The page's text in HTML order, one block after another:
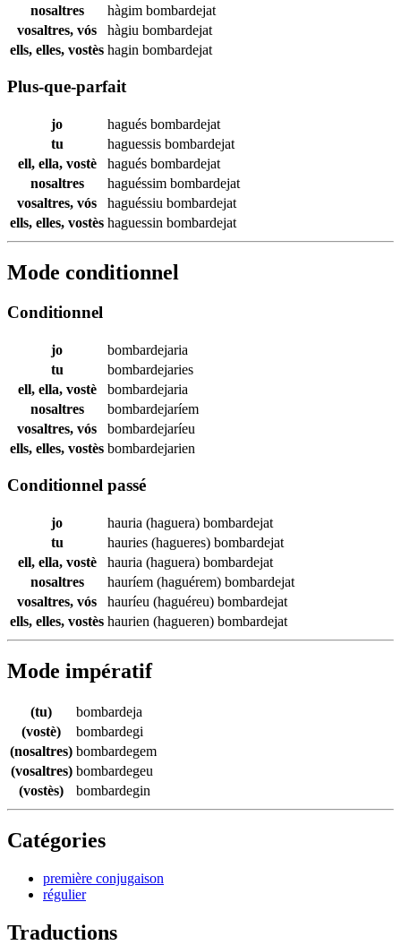
nosaltres
hàgim bombardejat
vosaltres, vós
hàgiu bombardejat
ells, elles, vostès hagin bombardejat
Plus-que-parfait
jo hagués bombardejat
tu
haguessis bombardejat
ell, ella, vostè
hagués bombardejat
nosaltres
haguéssim bombardejat
vosaltres, vós
haguéssiu bombardejat
ells, elles, vostès haguessin bombardejat
Mode conditionnel
Conditionnel
jo
bombardejaria
tu
bombardejaries
ell, ella, vostè
bombardejaria
nosaltres
bombardejaríem
vosaltres, vós
bombardejaríeu
ells, elles, vostès bombardejarien
Conditionnel passé
jo hauria (haguera) bombardejat
tu
hauries (hagueres) bombardejat
ell, ella, vostè
hauria (haguera) bombardejat
nosaltres
hauríem (haguérem) bombardejat
vosaltres, vós
hauríeu (haguéreu) bombardejat
ells, elles, vostès haurien (hagueren) bombardejat
Mode impératif
(tu)
bombardeja
(vostè)
bombardegi
(nosaltres) bombardegem
(vosaltres) bombardegeu
(vostès)
bombardegin
Catégories
première conjugaison
régulier
Traductions